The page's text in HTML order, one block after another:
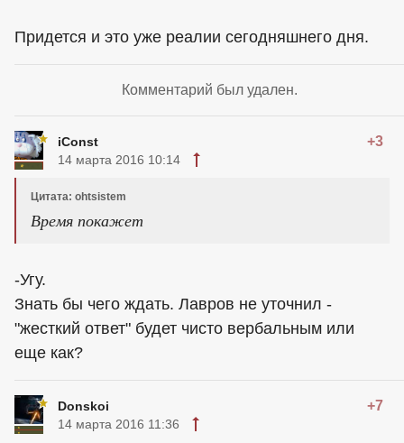
Придется и это уже реалии сегодняшнего дня.
Комментарий был удален.
iConst +3
14 марта 2016 10:14
Цитата: ohtsistem
Время покажет
-Угу.
Знать бы чего ждать. Лавров не уточнил -
"жесткий ответ" будет чисто вербальным или
еще как?
Donskoi +7
14 марта 2016 11:36